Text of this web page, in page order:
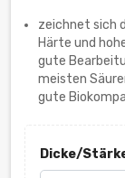
zeichnet sich
Härte und
gute
meisten
gute
Dicke/